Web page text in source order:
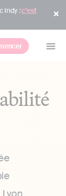
Indy :c’est